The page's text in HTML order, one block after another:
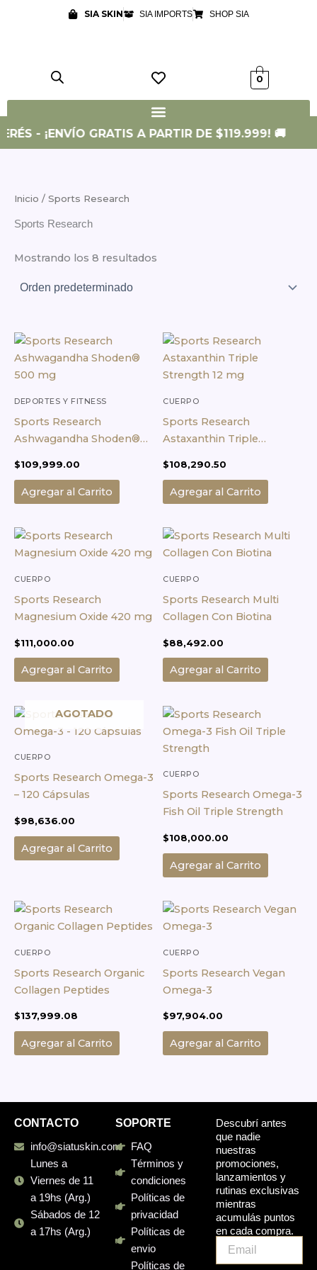
SIA SKIN SIA IMPORTS SHOP SIA
0
- ¡ENVÍO GRATIS A PARTIR DE $119.999! 🚚
Inicio / Sports Research
Sports Research
Mostrando los 8 resultados
DEPORTES Y FITNESS
Sports Research
Ashwagandha Shoden®
$109,999.00
Agregar al Carrito
CUERPO
Sports Research
Astaxanthin Triple
$108,290.50
Agregar al Carrito
CUERPO
Sports Research
Magnesium Oxide 420 mg
$111,000.00
Agregar al Carrito
CUERPO
Sports Research Multi
Collagen Con Biotina
$88,492.00
Agregar al Carrito
AGOTADO
CUERPO
Sports Research Omega-3
– 120 Cápsulas
$98,636.00
Agregar al Carrito
CUERPO
Sports Research Omega-3
Fish Oil Triple Strength
$108,000.00
Agregar al Carrito
CUERPO
Sports Research Organic
Collagen Peptides
$137,999.08
Agregar al Carrito
CUERPO
Sports Research Vegan
Omega-3
$97,904.00
Agregar al Carrito
CONTACTO
info@siatuskin.com
Lunes a
Viernes de 11
a 19hs (Arg.)
Sábados de 12
a 17hs (Arg.)
SOPORTE
FAQ
Términos y
condiciones
Políticas de
privacidad
Políticas de
envio
Políticas de
Descubrí antes
que nadie
nuestras
promociones,
lanzamientos y
rutinas exclusivas
mientras
acumulás puntos
en cada compra.
Email